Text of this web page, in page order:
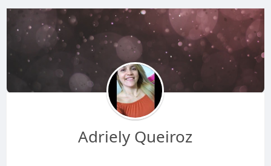
Adriely Queiroz